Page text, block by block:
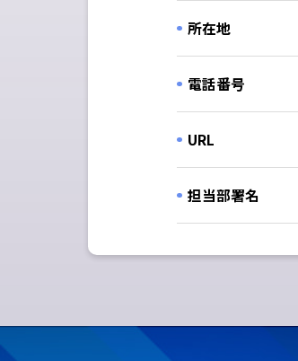
所在地
電話番号
URL
担当部署名